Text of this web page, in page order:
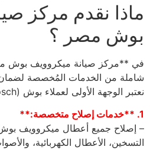
ماذا نقدم مركز
بوش مصر ؟
في **مركز صيانة ميكروويف بوش
شاملة من الخدمات المُخصصة لضمان
نعتبر الوجهة الأولى لعملاء بوش (Bosch) في مصر، حيث نقدم:
1. **خدمات إصلاح متخصصة:**
– إصلاح جميع أعطال ميكروويف
التسخين، الأعطال الكهربائية،